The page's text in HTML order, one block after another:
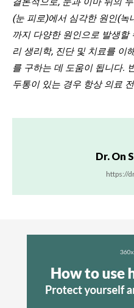
(눈 피로)에서 심각한 원인(
까지 다양한 원인으로 발생
리 생리학, 진단 및 치료를 이
를 구하는 데 도움이 됩니다.
두통이 있는 경우 항상 의료
Dr. On
https://